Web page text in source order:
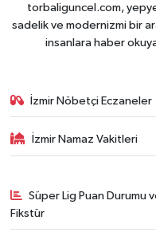
torbaliguncel.com,
sadelik ve modernizmi bir
insanlara haber
İzmir Nöbetçi Eczaneler
İzmir Namaz Vakitleri
Süper Lig Puan Durumu
Fikstür